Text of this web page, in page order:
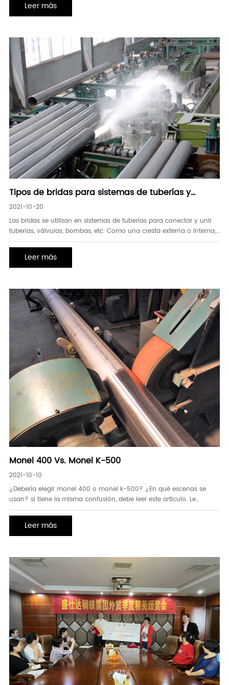
de vapor de baja presión. Conectar con el extremo de la tubería
Leer más
Tipos de bridas para sistemas de tuberías y
tuberías
2021-10-20
Las bridas se utilizan en sistemas de tuberías para conectar y unir
tuberías, válvulas, bombas, etc. Como una cresta externa o interna,
o borde, las bridas se diseñan generalmente para interconectar
secciones de tubería y permitir un fácil montaje y desmontaje.
típicamente, una brida es un anillo forjado o lanzado de
Leer más
Monel 400 Vs. Monel K-500
2021-10-10
¿Debería elegir monel 400 o monel k-500? ¿En qué escenas se
usan? si tiene la misma confusión, debe leer este artículo. Le
permitirá entender todo lo mismo y diferente entre monel 400 y
monel k-500.monel 400
Leer más